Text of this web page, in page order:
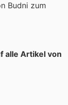
Budni zum
alle Artikel von